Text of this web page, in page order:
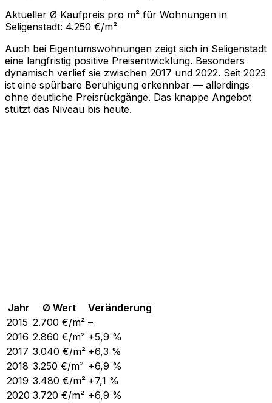
Aktueller Ø Kaufpreis pro m² für Wohnungen in
Seligenstadt: 4.250 €/m²
Auch bei Eigentumswohnungen zeigt sich in Seligenstadt
eine langfristig positive Preisentwicklung. Besonders
dynamisch verlief sie zwischen 2017 und 2022. Seit 2023
ist eine spürbare Beruhigung erkennbar — allerdings
ohne deutliche Preisrückgänge. Das knappe Angebot
stützt das Niveau bis heute.
Jahr Ø Wert
Veränderung
2015 2.700 €/m² –
2016 2.860 €/m² +5,9 %
2017 3.040 €/m² +6,3 %
2018 3.250 €/m² +6,9 %
2019 3.480 €/m² +7,1 %
2020 3.720 €/m² +6,9 %